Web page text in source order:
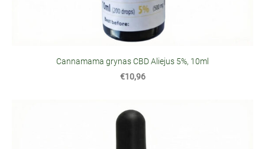
Cannamama grynas CBD Aliejus 5%, 10ml
€10,96